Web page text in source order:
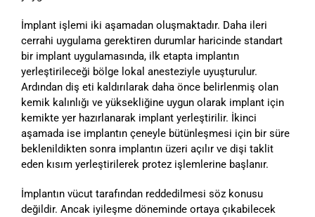
İmplant işlemi iki aşamadan oluşmaktadır. Daha ileri
cerrahi uygulama gerektiren durumlar haricinde standart
bir implant uygulamasında, ilk etapta implantın
yerleştirileceği bölge lokal anesteziyle uyuşturulur.
Ardından diş eti kaldırılarak daha önce belirlenmiş olan
kemik kalınlığı ve yüksekliğine uygun olarak implant için
kemikte yer hazırlanarak implant yerleştirilir. İkinci
aşamada ise implantın çeneyle bütünleşmesi için bir süre
beklenildikten sonra implantın üzeri açılır ve dişi taklit
eden kısım yerleştirilerek protez işlemlerine başlanır.
İmplantın vücut tarafından reddedilmesi söz konusu
değildir. Ancak iyileşme döneminde ortaya çıkabilecek